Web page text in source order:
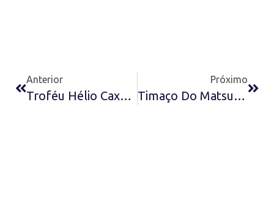
Anterior
Troféu Hélio Caxambu 2015 Ao Melhor Goleiro
Próximo
Timaço Do Matsubara Sub-20 De 1977